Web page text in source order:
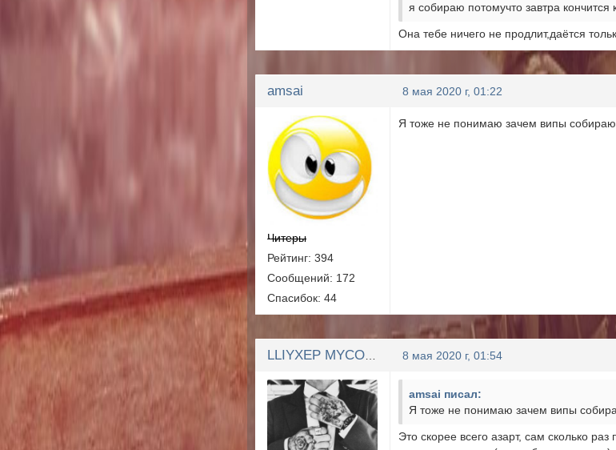
я собираю потомучто завтра кончится
Она тебе ничего не продлит,даётся
amsai 8 мая 2020 г, 01:22
Читеры
Рейтинг: 394
Сообщений: 172
Спасибок: 44
Я тоже не понимаю зачем випы
8 мая 2020 г, 01:54
amsai писал:
Я тоже не понимаю зачем випы
Это скорее всего азарт, сам сколько